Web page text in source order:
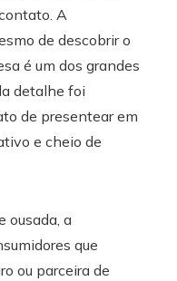
A
de descobrir o
é um dos grandes
detalhe foi
de presentear em
e cheio de
ousada, a
que
ou parceira de